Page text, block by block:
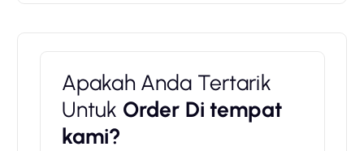
Apakah Anda Tertarik
Untuk Order Di tempat
kami?